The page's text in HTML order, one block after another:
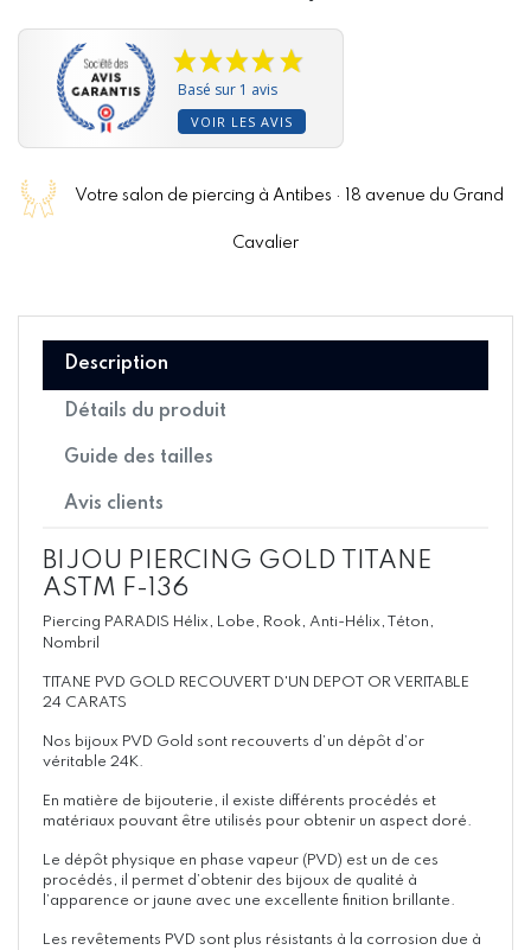
Basé sur 1 avis
VOIR LES AVIS
Votre salon de piercing à Antibes · 18 avenue du Grand
Cavalier
Description
Détails du produit
Guide des tailles
Avis clients
BIJOU PIERCING GOLD TITANE
ASTM F-136
Piercing PARADIS Hélix, Lobe, Rook, Anti-Hélix, Téton,
Nombril
TITANE PVD GOLD RECOUVERT D'UN DEPOT OR VERITABLE
24 CARATS
Nos bijoux PVD Gold sont recouverts d’un dépôt d’or
véritable 24K.
En matière de bijouterie, il existe différents procédés et
matériaux pouvant être utilisés pour obtenir un aspect doré.
Le dépôt physique en phase vapeur (PVD) est un de ces
procédés, il permet d’obtenir des bijoux de qualité à
l’apparence or jaune avec une excellente finition brillante.
Les revêtements PVD sont plus résistants à la corrosion due à